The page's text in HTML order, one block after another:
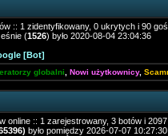
:: 1 zidentyfikowany, 0 ukrytych i 90
(1526) było 2020-08-04 23:04:36
[Bot]
globalni Nowi użytkownicy,
online :: 1 zarejestrowany, 3 botów i
było pomiędzy 2026-07-07